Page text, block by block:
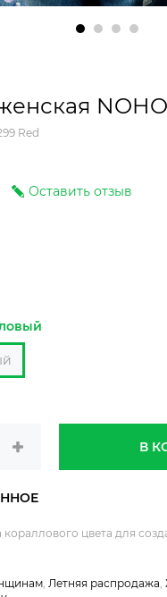
NOHO
Red
Оставить отзыв
В
цвета для
, Летняя распродажа,